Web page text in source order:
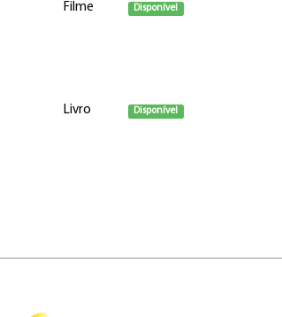
Filme Disponível
Livro Disponível